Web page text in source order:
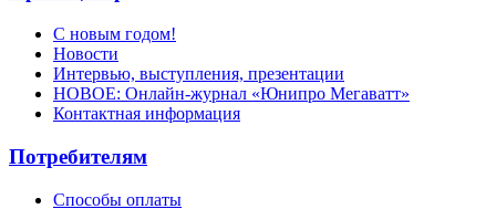
С новым годом!
Новости
Интервью, выступления, презентации
НОВОЕ: Онлайн-журнал «Юнипро Мегаватт»
Контактная информация
Потребителям
Способы оплаты